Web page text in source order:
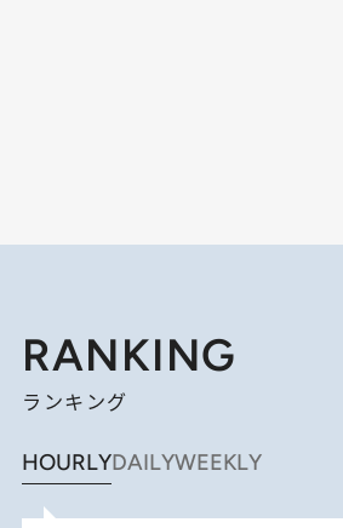
RANKING
ランキング
HOURLYDAILYWEEKLY